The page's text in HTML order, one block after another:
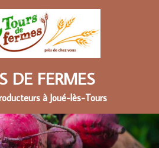
DE FERMES
à Joué-lès-Tours